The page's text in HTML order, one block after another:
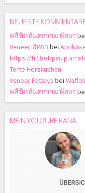
NEUESTE
คลินิกทันตกรรม พัทยา
Veneer พัทยา bei
https://fr1bet-
Torte Herzkuchen
Veneer Pattaya bei
คลินิกทันตกรรม พัทยา
MEIN YOUTUBE KANAL